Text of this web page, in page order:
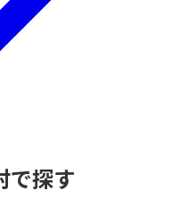
で探す